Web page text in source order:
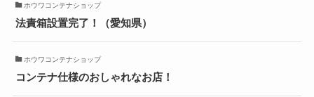
ホウワコンテナショップ
法責箱設置完了！（愛知県）
ホウワコンテナショップ
コンテナ仕様のおしゃれなお店！